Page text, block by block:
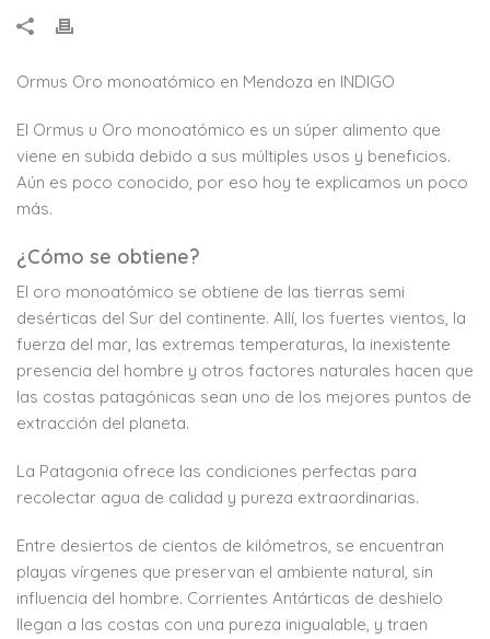
Ormus Oro monoatómico en Mendoza en INDIGO
El Ormus u Oro monoatómico es un súper alimento que
viene en subida debido a sus múltiples usos y beneficios.
Aún es poco conocido, por eso hoy te explicamos un poco
más.
¿Cómo se obtiene?
El oro monoatómico se obtiene de las tierras semi
desérticas del Sur del continente. Allí, los fuertes vientos, la
fuerza del mar, las extremas temperaturas, la inexistente
presencia del hombre y otros factores naturales hacen que
las costas patagónicas sean uno de los mejores puntos de
extracción del planeta.
La Patagonia ofrece las condiciones perfectas para
recolectar agua de calidad y pureza extraordinarias.
Entre desiertos de cientos de kilómetros, se encuentran
playas vírgenes que preservan el ambiente natural, sin
influencia del hombre. Corrientes Antárticas de deshielo
llegan a las costas con una pureza inigualable, y traen